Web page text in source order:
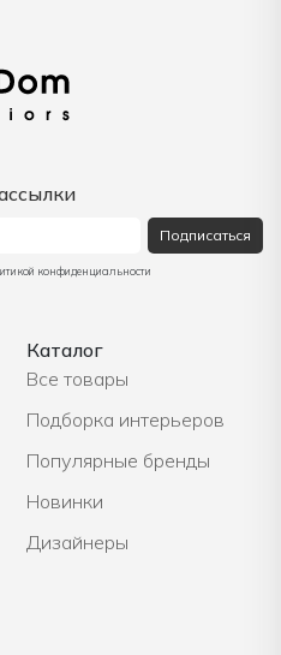
Каталог
Все товары
Подборка интерьеров
Популярные бренды
Новинки
Дизайнеры
Подписаться
конфиденциальности